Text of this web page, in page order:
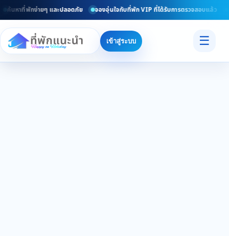
ค้นหาที่พักง่ายๆ และปลอดภัย จองอุ่นใจกับที่พัก VIP ที่ได้รับการตรวจสอบแล้ว
เข้าสู่ระบบ ☰